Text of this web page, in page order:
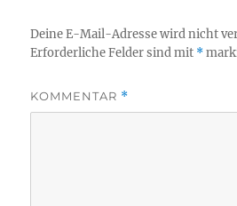
Deine E-Mail-Adresse wird nicht
Erforderliche Felder sind mit *
KOMMENTAR *